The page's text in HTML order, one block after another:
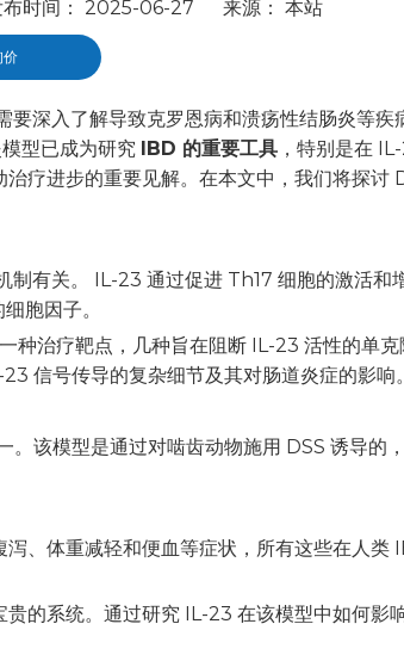
时间： 2025-06-27 来源： 本站
价
深入了解导致克罗恩病和溃疡性结肠炎等
型已成为研究 IBD 的重要工具 ，特别是在
疗进步的重要见解。在本文中，我们将探讨
有关。 IL-23 通过促进 Th17 细胞的激活和
胞因子。
治疗靶点，几种旨在阻断 IL-23 活性的单
信号传导的复杂细节及其对肠道炎症的影响。
该模型是通过对啮齿动物施用 DSS 诱导的
、体重减轻和便血等症状，所有这些在人类
的系统。通过研究 IL-23 在该模型中如何影